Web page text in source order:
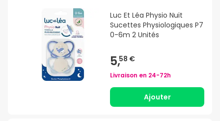
Luc Et Léa Physio Nuit
Sucettes Physiologiques P7
0-6m 2 Unités
5,58 €
Livraison en 24-72h
Ajouter